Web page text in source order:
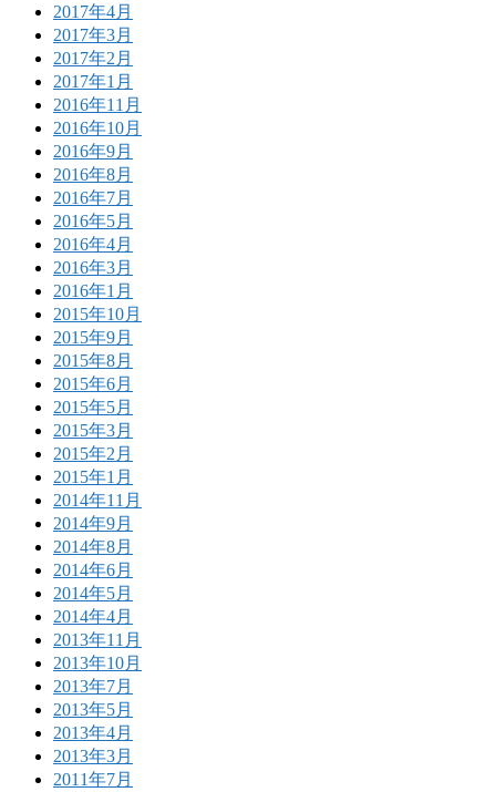
2017年4月
2017年3月
2017年2月
2017年1月
2016年11月
2016年10月
2016年9月
2016年8月
2016年7月
2016年5月
2016年4月
2016年3月
2016年1月
2015年10月
2015年9月
2015年8月
2015年6月
2015年5月
2015年3月
2015年2月
2015年1月
2014年11月
2014年9月
2014年8月
2014年6月
2014年5月
2014年4月
2013年11月
2013年10月
2013年7月
2013年5月
2013年4月
2013年3月
2011年7月